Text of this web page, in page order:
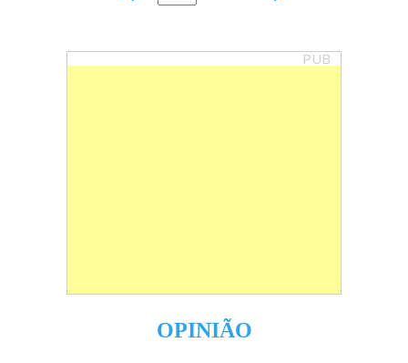
PUB
OPINIÃO